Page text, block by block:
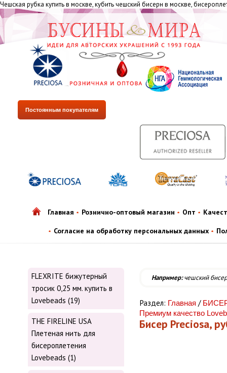
Чешская рубка купить в москве, кубить чешский бисерн в москве,
Постоянным покупателям
Главная Рознично-оптовый магазин Опт
Согласие на обработку персональных данных
FLEXRITE бижутерный
тросик 0,25 мм. купить в
Lovebeads (19)
THE FIRELINE USA
Плетеная нить для
бисероплетения
Lovebeads (1)
Например:чешский бисер
Раздел: Главная / БИСЕР
Премиум качество
Бисер Preciosa,